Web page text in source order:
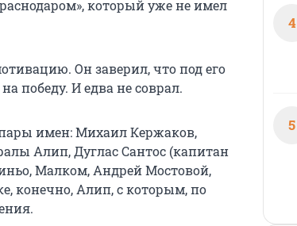
который уже не имел
Он заверил, что под его
победу. И едва не соврал.
имен: Михаил Кержаков,
Алип, Дуглас Сантос (капитан
Малком, Андрей Мостовой,
конечно, Алип, с которым, по
4
5